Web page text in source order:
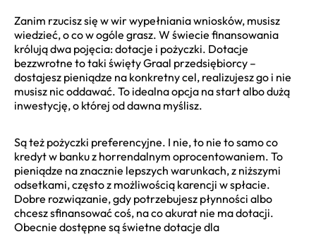
Zanim rzucisz się w wir wypełniania wniosków, musisz
wiedzieć, o co w ogóle grasz. W świecie finansowania
królują dwa pojęcia: dotacje i pożyczki. Dotacje
bezzwrotne to taki święty Graal przedsiębiorcy –
dostajesz pieniądze na konkretny cel, realizujesz go i nie
musisz nic oddawać. To idealna opcja na start albo dużą
inwestycję, o której od dawna myślisz.
Są też pożyczki preferencyjne. I nie, to nie to samo co
kredyt w banku z horrendalnym oprocentowaniem. To
pieniądze na znacznie lepszych warunkach, z niższymi
odsetkami, często z możliwością karencji w spłacie.
Dobre rozwiązanie, gdy potrzebujesz płynności albo
chcesz sfinansować coś, na co akurat nie ma dotacji.
Obecnie dostępne są świetne dotacje dla